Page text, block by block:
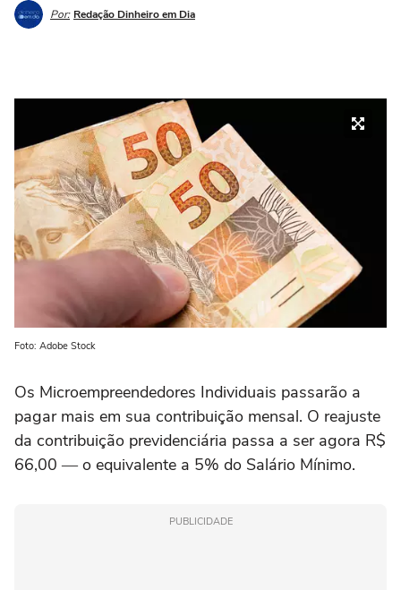
Por: Redação Dinheiro em Dia
Foto: Adobe Stock
Os Microempreendedores Individuais passarão a
pagar mais em sua contribuição mensal. O reajuste
da contribuição previdenciária passa a ser agora R$
66,00 ― o equivalente a 5% do Salário Mínimo.
PUBLICIDADE